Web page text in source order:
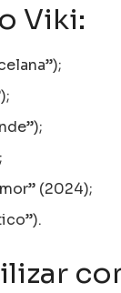
Viki:
(2024);